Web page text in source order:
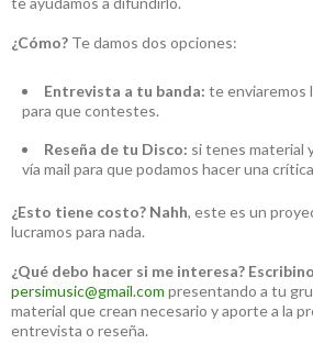
¿Cómo? Te damos dos opciones:
Entrevista a tu banda: te enviaremos
para que contestes.
Reseña de tu Disco: si tenes material
vía mail para que podamos hacer una
¿Esto tiene costo? Nahh, este es un
lucramos para nada.
¿Qué debo hacer si me interesa?
persimusic@gmail.com presentando a tu
material que crean necesario y aporte a la
entrevista o reseña.